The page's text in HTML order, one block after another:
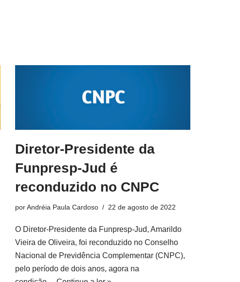
Diretor-Presidente da
Funpresp-Jud é
reconduzido no CNPC
porAndréia Paula Cardoso 22 de agosto de 2022
O Diretor-Presidente da Funpresp-Jud, Amarildo
Vieira de Oliveira, foi reconduzido no Conselho
Nacional de Previdência Complementar (CNPC),
pelo período de dois anos, agora na